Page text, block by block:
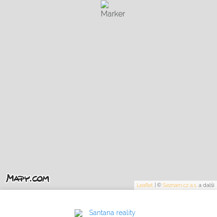
Leaflet ©Seznam.cz a.s. a další